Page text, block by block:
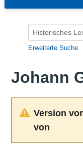
Erweiterte Suche
Johann
Version
von